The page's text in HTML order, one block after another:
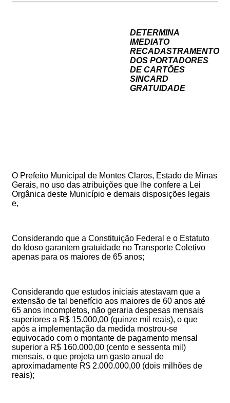
DETERMINA
IMEDIATO
RECADASTRAMENTO
DOS PORTADORES
DE CARTÕES
SINCARD
GRATUIDADE
O Prefeito Municipal de Montes Claros, Estado de Minas
Gerais, no uso das atribuições que lhe confere a Lei
Orgânica deste Município e demais disposições legais
e,
Considerando que a Constituição Federal e o Estatuto
do Idoso garantem gratuidade no Transporte Coletivo
apenas para os maiores de 65 anos;
Considerando que estudos iniciais atestavam que a
extensão de tal benefício aos maiores de 60 anos até
65 anos incompletos, não geraria despesas mensais
superiores a R$ 15.000,00 (quinze mil reais), o que
após a implementação da medida mostrou-se
equivocado com o montante de pagamento mensal
superior a R$ 160.000,00 (cento e sessenta mil)
mensais, o que projeta um gasto anual de
aproximadamente R$ 2.000.000,00 (dois milhões de
reais);